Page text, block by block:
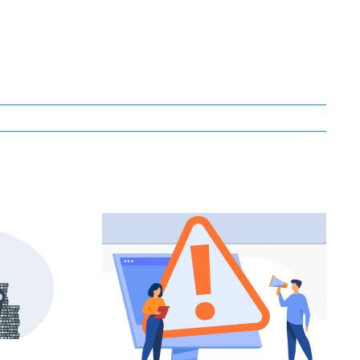
?
Absence
d’élections du CSE
: attention aux
risques encourus !